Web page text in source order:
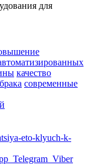
для
качество
современные
eto-klyuch-k-
Telegram Viber